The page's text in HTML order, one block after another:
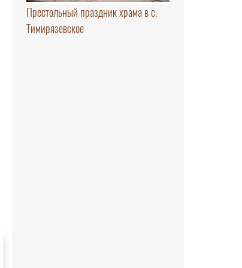
Престольный праздник храма в с.
Тимирязевское